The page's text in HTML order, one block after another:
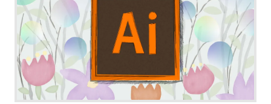
ショップ
クーポン
暗くする